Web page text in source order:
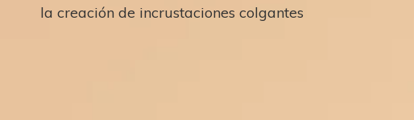
la creación de incrustaciones colgantes